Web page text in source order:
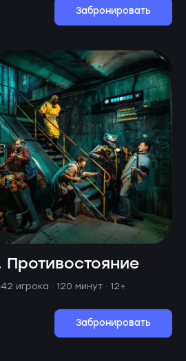
Забронировать
42 игрока · 120 минут · 12+
Забронировать